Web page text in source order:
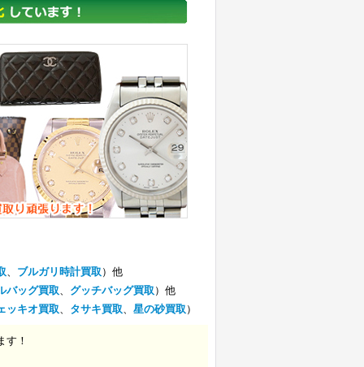
、 ブルガリ時計買取 ）他
バッグ買取、 グッチバッグ買取 ）他
ッキオ買取、 タサキ買取、 星の砂買取 ）
す！